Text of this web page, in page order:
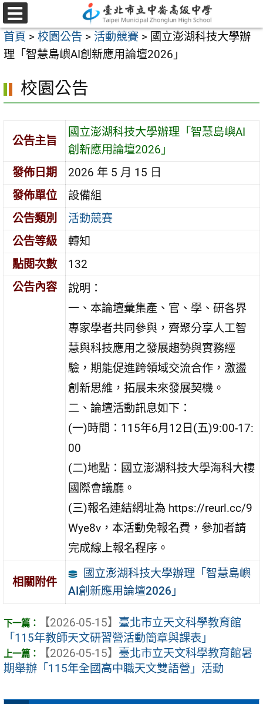
跳
至
主
要
容
選
單
首頁 > 校園公告 > 活動競賽 > 國立澎湖科技大學辦
理「智慧島嶼AI創新應用論壇2026」
校園公告
公告主旨
國立澎湖科技大學辦理「智慧島嶼AI
創新應用論壇2026」
發佈日期
2026 年 5 月 15 日
發佈單位
設備組
公告類別
活動競賽
公告等級
轉知
點閱次數
132
公告內容
說明：
一、本論壇彙集產、官、學、研各界
專家學者共同參與，齊聚分享人工智
慧與科技應用之發展趨勢與實務經
驗，期能促進跨領域交流合作，激盪
創新思維，拓展未來發展契機。
二、論壇活動訊息如下：
(一)時間：115年6月12日(五)9:00-17:
00
(二)地點：國立澎湖科技大學海科大樓
國際會議廳。
(三)報名連結網址為 https://reurl.cc/9
Wye8v，本活動免報名費，參加者請
完成線上報名程序。
相關附件
國立澎湖科技大學辦理「智慧島嶼
AI創新應用論壇2026」
【2026-05-15】 臺北市立天文科學教育館
「115年教師天文研習營活動簡章與課表」
【2026-05-15】 臺北市立天文科學教育館暑
期舉辦「115年全國高中職天文雙語營」活動